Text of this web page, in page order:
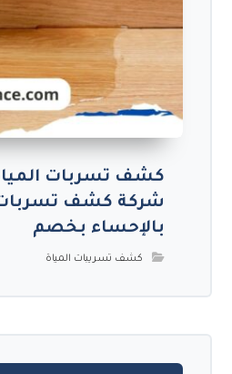
كشف تسربات
شركة كشف تسربات
بالإحساء بخصم
كشف تسريبات المياة